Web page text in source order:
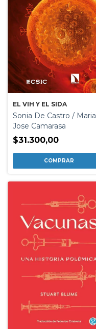
EL VIH Y EL SIDA
Sonia De Castro / Maria
Jose Camarasa
$31.300,00